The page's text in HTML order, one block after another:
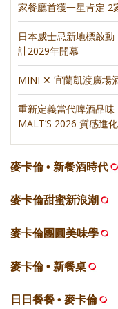
家餐廳首獲一星肯定 2
日本威士忌新地標啟
計2029年開幕
MINI ✕ 宜蘭凱渡廣場
重新定義當代啤酒品
MALT’S 2026 質感進化
麥卡倫 • 新餐酒時代
麥卡倫甜蜜新浪潮
麥卡倫團圓美味學
麥卡倫 • 新餐桌
日日餐餐 • 麥卡倫